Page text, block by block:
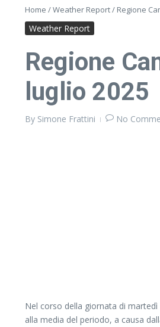
Home /Weather Report/ Regione
Weather Report
Regione
luglio 2025
By Simone Frattini No
Nel corso della giornata di
alla media del periodo, a causa